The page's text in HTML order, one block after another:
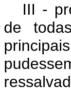
III -
de